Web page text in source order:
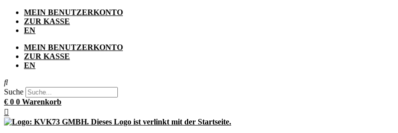
Zum
Inhalt
springen
MEIN BENUTZERKONTO
ZUR KASSE
EN
MEIN BENUTZERKONTO
ZUR KASSE
EN
Suche
€ 0 0 Warenkorb